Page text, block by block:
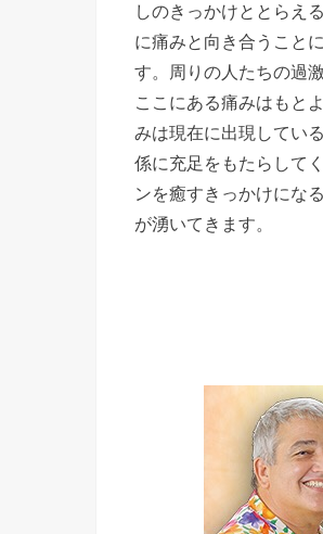
しのきっかけととらえ
に痛みと向き合うこと
す。周りの人たちの過
ここにある痛みはもと
みは現在に出現してい
係に充足をもたらして
ンを癒すきっかけにな
が湧いてきます。